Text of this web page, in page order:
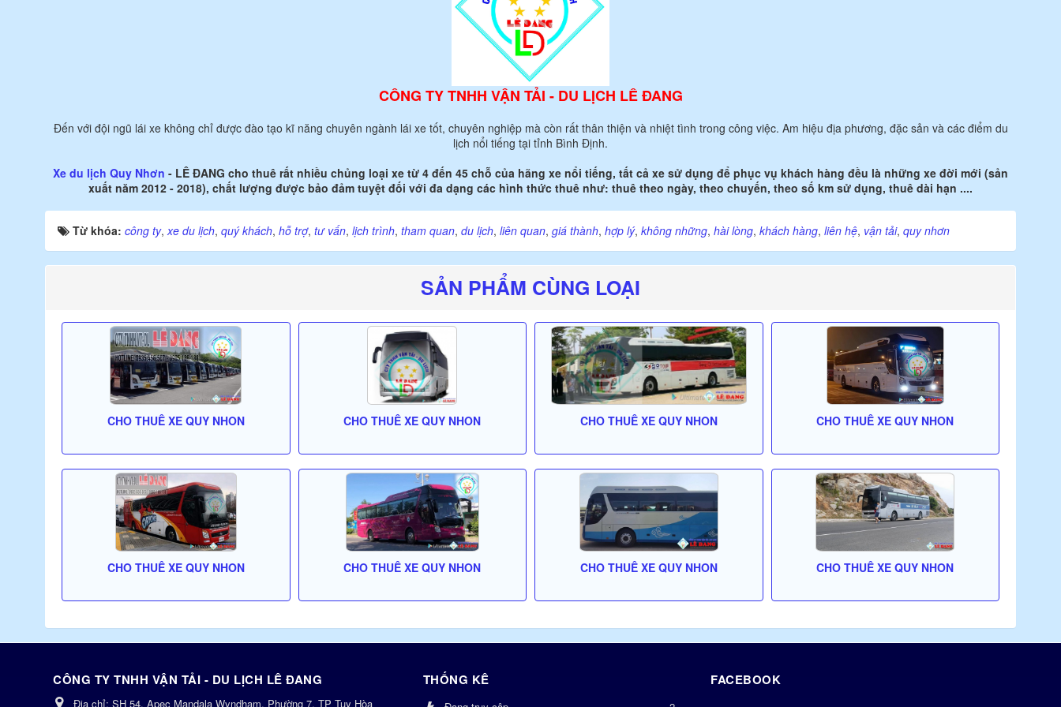
CÔNG TY TNHH VẬN TẢI - DU LỊCH LÊ ĐANG
Đến với đội ngũ lái xe không chỉ được đào tạo kĩ năng chuyên ngành lái xe tốt, chuyên nghiệp mà còn rất thân thiện và nhiệt tình trong công việc. Am hiệu địa phương, đặc sản và các điểm du
lịch nổi tiếng tại tỉnh Bình Định.
Xe du lịch Quy Nhơn - LÊ ĐANG cho thuê rất nhiều chủng loại xe từ 4 đến 45 chỗ của hãng xe nổi tiếng, tất cả xe sử dụng để phục vụ khách hàng đều là những xe đời mới (sản
xuất năm 2012 - 2018), chất lượng được bảo đảm tuyệt đối với đa dạng các hình thức thuê như: thuê theo ngày, theo chuyến, theo số km sử dụng, thuê dài hạn ....
Từ khóa: công ty,xe du lịch, quý khách, hỗ trợ, tư vấn, lịch trình, tham quan, du lịch, liên quan, giá thành, hợp lý, không những, hài lòng, khách hàng, liên hệ, vận tải, quy nhơn
SẢN PHẨM CÙNG LOẠI
CHO THUÊ XE QUY NHON CHO THUÊ XE QUY NHON CHO THUÊ XE QUY NHON CHO THUÊ XE QUY NHON
CHO THUÊ XE QUY NHON CHO THUÊ XE QUY NHON CHO THUÊ XE QUY NHON CHO THUÊ XE QUY NHON
CÔNG TY TNHH VẬN TẢI - DU LỊCH LÊ ĐANG
Địa chỉ: SH 54, Apec Mandala Wyndham, Phường 7, TP Tuy Hòa
THỐNG KÊ FACEBOOK